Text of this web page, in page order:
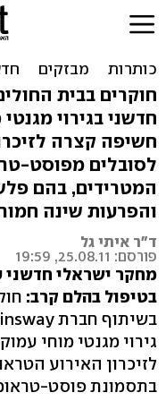
מחקר
למוח
חוקרים בבית
חדשני בגירוי
חשיפה קצרה
לסובלים מפוסט-
המטרידים, בהם
והפרעות שינה
ד"ר איתי גל
פורסם: 25.08.11, 19:59
מחקר ישראלי חדשני
בטיפול בהלם קרב:
גירוי מגנטי מוחי
לזיכרון האירוע
בתסמונת פוסט-